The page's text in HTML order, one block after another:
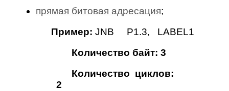
прямая битовая адресация;
Пример: JNB P1.3, LABEL1
Количество байт: 3
Количество циклов:
2